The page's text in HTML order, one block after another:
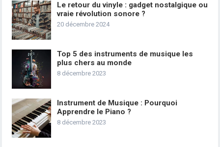
Le retour du vinyle : gadget nostalgique ou
vraie révolution sonore ?
20 décembre 2024
Top 5 des instruments de musique les
plus chers au monde
8 décembre 2023
Instrument de Musique : Pourquoi
Apprendre le Piano ?
8 décembre 2023